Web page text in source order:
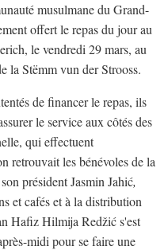
musulmane du Grand-
offert le repas du jour au
le vendredi 29 mars, au
la Stëmm vun der Strooss.
de financer le repas, ils
le service aux côtés des
qui effectuent
retrouvait les bénévoles de la
président Jasmin Jahić,
et cafés et à la distribution
Hafiz Hilmija Redžić s'est
midi pour se faire une